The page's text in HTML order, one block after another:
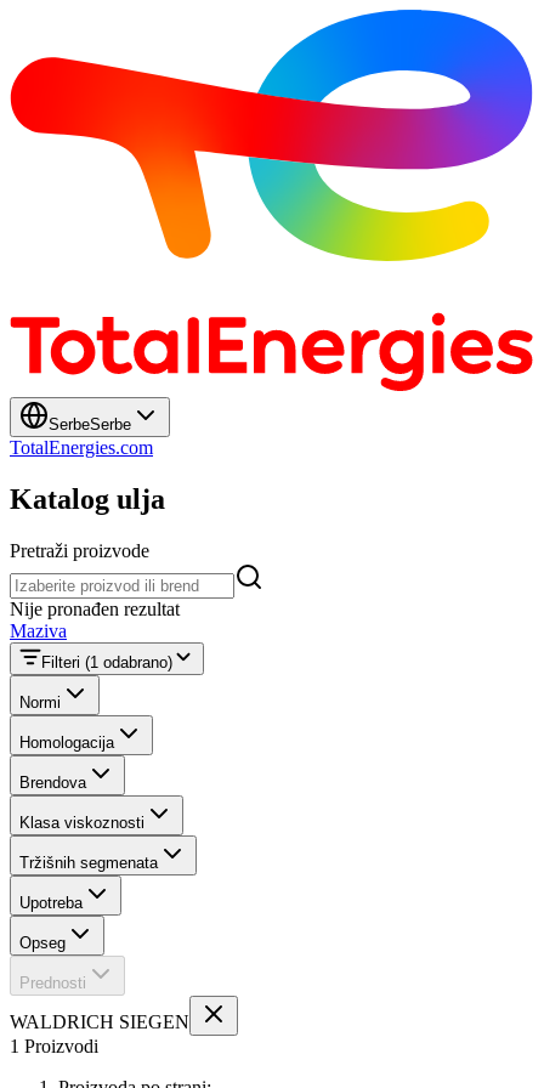
SerbeSerbe
TotalEnergies.com
Katalog ulja
Pretraži proizvode
Pretraži proizvode
Nije pronađen rezultat
Maziva
Filteri (1 odabrano)
Normi
Homologacija
Brendova
Klasa viskoznosti
Tržišnih segmenata
Upotreba
Opseg
Prednosti
WALDRICH SIEGEN
1 Proizvodi